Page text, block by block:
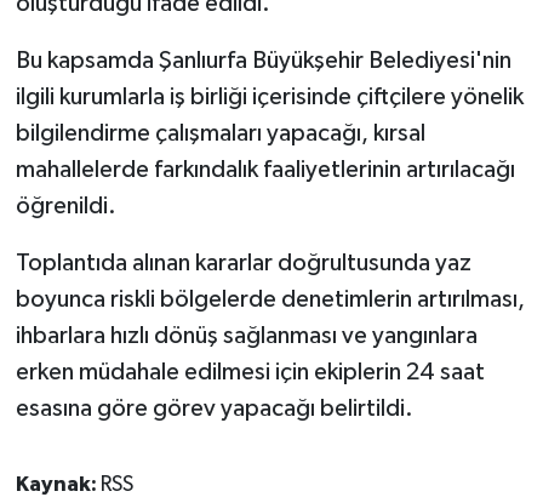
Bu kapsamda Şanlıurfa Büyükşehir Belediyesi'nin
ilgili kurumlarla iş birliği içerisinde çiftçilere yönelik
bilgilendirme çalışmaları yapacağı, kırsal
mahallelerde farkındalık faaliyetlerinin artırılacağı
öğrenildi.
Toplantıda alınan kararlar doğrultusunda yaz
boyunca riskli bölgelerde denetimlerin artırılması,
ihbarlara hızlı dönüş sağlanması ve yangınlara
erken müdahale edilmesi için ekiplerin 24 saat
esasına göre görev yapacağı belirtildi.
Kaynak: RSS